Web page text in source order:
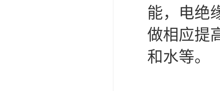
能，电绝
做相应提
和水等。